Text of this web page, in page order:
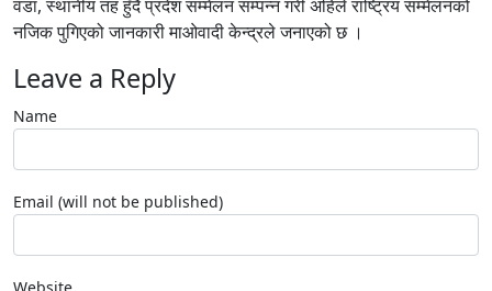
वडा, स्थानीय तह हुँदै प्रदेश सम्मेलन सम्पन्न गरी अहिले राष्ट्रिय सम्मेलनको
नजिक पुगिएको जानकारी माओवादी केन्द्रले जनाएको छ ।
Leave a Reply
Name
Email (will not be published)